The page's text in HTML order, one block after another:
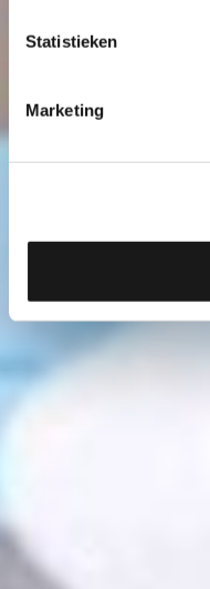
Statistieken
Marketing